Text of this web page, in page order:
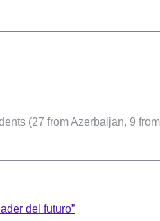
(27 from Azerbaijan, 9
del futuro”